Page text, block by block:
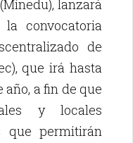
lanzará
convocatoria
de
que irá hasta
a fin de que
y locales
que permitirán